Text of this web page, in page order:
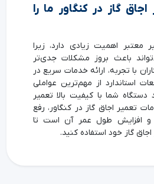
اجاق گاز در کنگاور ما را
معتبر اهمیت زیادی دارد، زیرا
باعث بروز مشکلات جدی‌تر
با تجربه، ارائه خدمات سریع در
استاندارد از مهم‌ترین عواملی
شما با کیفیت بالا تعمیر
تعمیر اجاق گاز در کنگاور، رفع
افزایش طول عمر آن است تا
اجاق گاز خود استفاده کنید.